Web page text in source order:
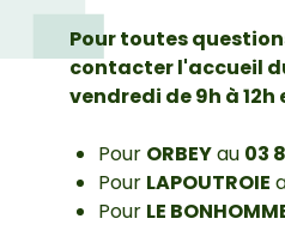
Pour toutes
contacter l'accueil
vendredi de 9h à 12h
Pour ORBEYau 03
Pour LAPOUTROIE
Pour LE